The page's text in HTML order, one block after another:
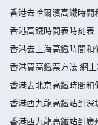
香港去哈爾濱高鐵時間
香港高鐵時間表時刻表
香港去上海高鐵時間和
香港買高鐵票方法 網
香港去北京高鐵時間和
香港西九龍高鐵站到深
香港西九龍高鐵站到廣